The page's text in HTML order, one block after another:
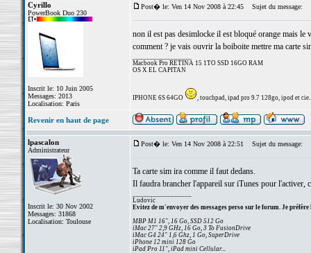
Cyrillo
PowerBook Duo 230
Inscrit le: 10 Juin 2005
Messages: 2013
Localisation: Paris
Post� le: Ven 14 Nov 2008 à 22:45 Sujet du message:
non il est pas desimlocke il est bloqué orange mais le
comment ? je vais ouvrir la boiboite mettre ma carte
Macbook Pro RETINA 15 1TO SSD 16GO RAM
OS X EL CAPITAN
IPHONE 6S 64GO , touchpad, ipad pro 9.7 128go, ipod et
Revenir en haut de page
lpascalon
Administrateur
Inscrit le: 30 Nov 2002
Messages: 31868
Localisation: Toulouse
Post� le: Ven 14 Nov 2008 à 22:51 Sujet du message:
Ta carte sim ira comme il faut dedans.
Il faudra brancher l'appareil sur iTunes pour l'activer,
Ludovic
Evitez de m'envoyer des messages perso sur le forum. Je préfère
MBP M1 16", 16 Go, SSD 512 Go
iMac 27" 2,9 GHz, 16 Go, 3 To FusionDrive
iMac G4 24" 1,6 Ghz, 1 Go, SuperDrive
iPhone 12 mini 128 Go
iPad Pro 11", iPad mini Cellular...